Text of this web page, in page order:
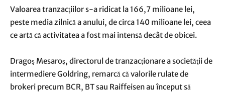
Valoarea tranzacţiilor s-a ridicat la 166,7 milioane lei,
peste media zilnică a anului, de circa 140 milioane lei, ceea
ce artă că activitatea a fost mai intensă decât de obicei.
Dragoş Mesaroş, directorul de tranzacţionare a societăţii de
intermediere Goldring, remarcă că valorile rulate de
brokeri precum BCR, BT sau Raiffeisen au început să